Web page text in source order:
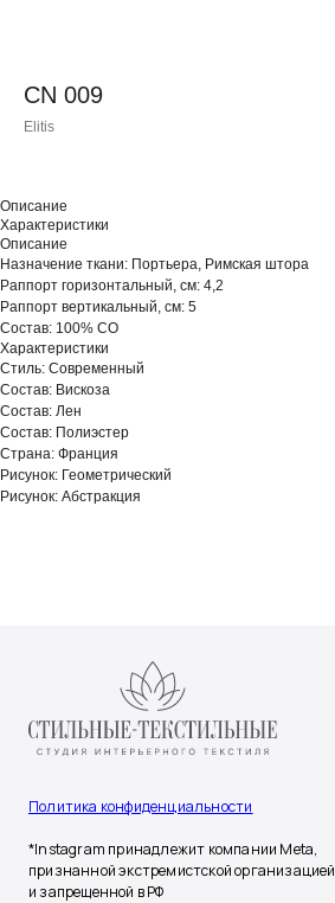
CN 009
Elitis
Описание
Характеристики
Описание
Назначение ткани: Портьера, Римская штора
Раппорт горизонтальный, см: 4,2
Раппорт вертикальный, см: 5
Состав: 100% CO
Характеристики
Стиль: Современный
Состав: Вискоза
Состав: Лен
Состав: Полиэстер
Страна: Франция
Рисунок: Геометрический
Рисунок: Абстракция
Политика конфиденциальности
*Instagram принадлежит компании Meta,
признанной экстремистской организацией
и запрещенной в РФ